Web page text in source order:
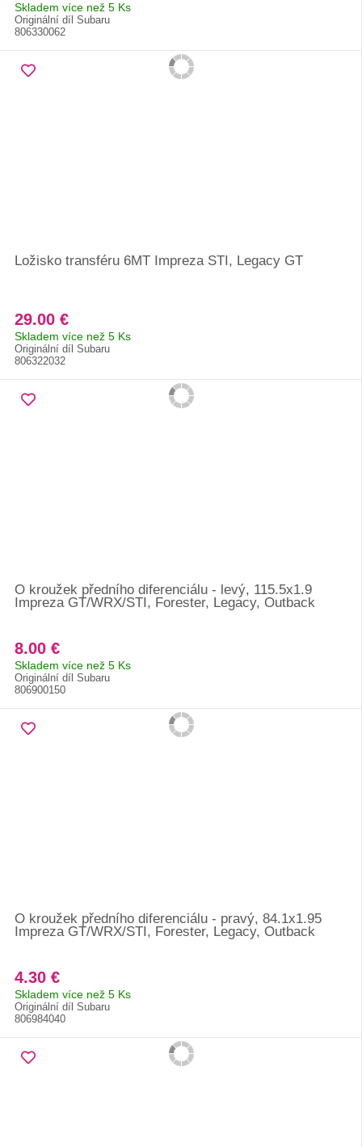
Skladem více než 5 Ks
Originální díl Subaru
806330062
Ložisko transféru 6MT Impreza STI, Legacy GT
29.00 €
Skladem více než 5 Ks
Originální díl Subaru
806322032
O kroužek předního diferenciálu - levý, 115.5x1.9
Impreza GT/WRX/STI, Forester, Legacy, Outback
8.00 €
Skladem více než 5 Ks
Originální díl Subaru
806900150
O kroužek předního diferenciálu - pravý, 84.1x1.95
Impreza GT/WRX/STI, Forester, Legacy, Outback
4.30 €
Skladem více než 5 Ks
Originální díl Subaru
806984040